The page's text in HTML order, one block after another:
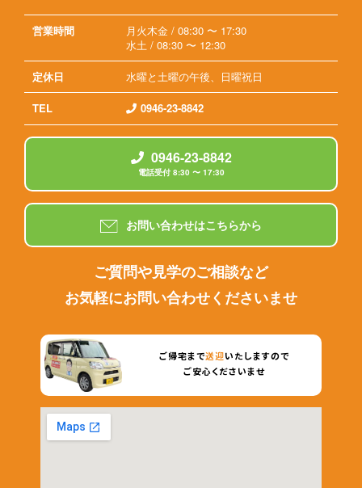
営業時間
月火木金 / 08:30 〜 17:30
水土 / 08:30 〜 12:30
定休日 水曜と土曜の午後、日曜祝日
TEL 0946-23-8842
0946-23-8842
電話受付 8:30 〜 17:30
お問い合わせはこちらから
ご質問や見学のご相談など
お気軽にお問い合わせくださいませ
ご帰宅まで送迎いたしますので
ご安心くださいませ